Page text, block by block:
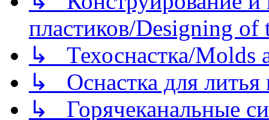
пластиков/Designing of
↳ Техоснастка/Molds
↳ Оснастка для литья
↳ Горячеканальные